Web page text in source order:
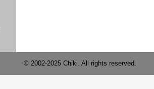
© 2002-2025 Chiki. All rights reserved.